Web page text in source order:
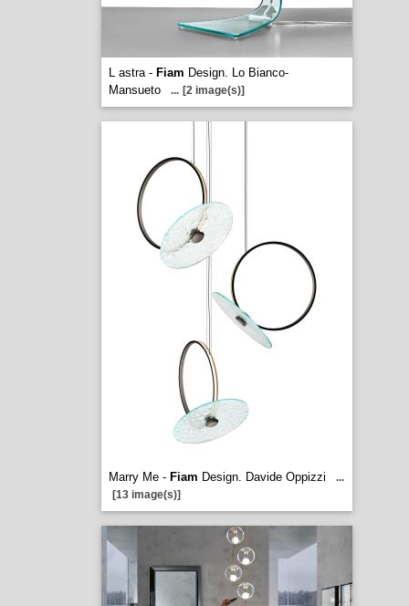
L astra - Fiam Design. Lo Bianco-
Mansueto
... [2 image(s)]
Marry Me - Fiam Design. Davide Oppizzi
...
[13 image(s)]